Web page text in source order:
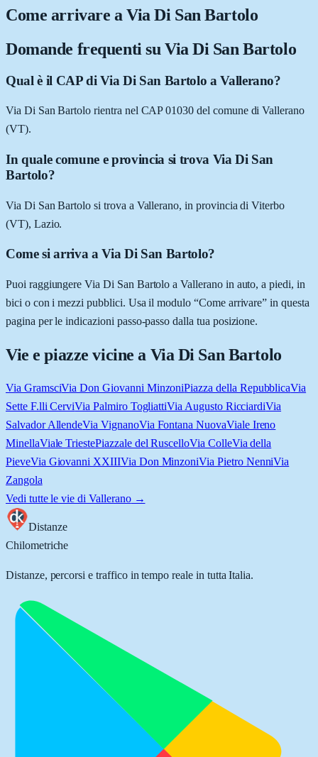
Come arrivare aVia Di San Bartolo
Domande frequenti su Via Di San Bartolo
Qual è il CAP di Via Di San Bartolo a Vallerano?
Via Di San Bartolo rientra nel CAP 01030 del comune di Vallerano
(VT).
In quale comune e provincia si trova Via Di San
Bartolo?
Via Di San Bartolo si trova a Vallerano, in provincia di Viterbo
(VT), Lazio.
Come si arriva a Via Di San Bartolo?
Puoi raggiungere Via Di San Bartolo a Vallerano in auto, a piedi, in
bici o con i mezzi pubblici. Usa il modulo “Come arrivare” in questa
pagina per le indicazioni passo-passo dalla tua posizione.
Vie e piazze vicine a Via Di San Bartolo
Via GramsciVia Don Giovanni MinzoniPiazza della RepubblicaVia
Sette F.lli CerviVia Palmiro TogliattiVia Augusto RicciardiVia
Salvador AllendeVia VignanoVia Fontana NuovaViale Ireno
MinellaViale TriestePiazzale del RuscelloVia ColleVia della
PieveVia Giovanni XXIIIVia Don MinzoniVia Pietro NenniVia
Zangola
Vedi tutte le vie di Vallerano→
Distanze
Chilometriche
Distanze, percorsi e traffico in tempo reale in tutta Italia.